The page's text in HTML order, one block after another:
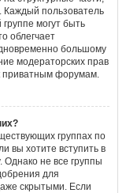
пользователь
группе могут быть
облегчает
большому
модераторских прав
приватным форумам.
группах по
вы хотите вступить в
Однако не все группы
для
скрытыми. Если